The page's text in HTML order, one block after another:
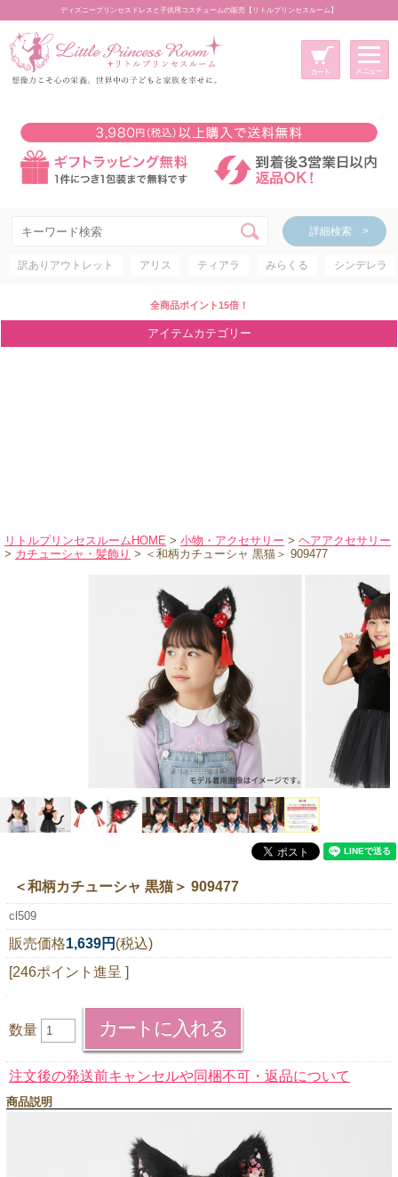
ディズニープリンセスドレスと子供用コスチュームの販売【リトルプリンセスルーム】
詳細検索 >
訳ありアウトレット アリス ティアラ みらくる シンデレラ
全商品ポイント15倍！
アイテムカテゴリー
リトルプリンセスルームHOME > 小物・アクセサリー > ヘアアクセサリー
> カチューシャ・髪飾り > ＜和柄カチューシャ 黒猫＞ 909477
＜和柄カチューシャ 黒猫＞ 909477
cl509
販売価格1,639円 (税込)
[246ポイント進呈 ]
数量
注文後の発送前キャンセルや同梱不可・返品について
商品説明
新規会員登録
マイページ
カート
詳細検索 >
アイテムカテゴリー
ディズニープリンセス
ディズニキャラクター
アウトレット
ショッピングインフォメーション
会社概要
お支払・送料
返品・交換
サイズの測り方
よくあるご質問
レビューを見る
ブログ
ニュースレター購読
マイページログイン
お問い合わせ
当店は持続可能な開発目標「SDGs」を推進しています。
電話受付時間：月～金10:00~16:00 ※祝日除く